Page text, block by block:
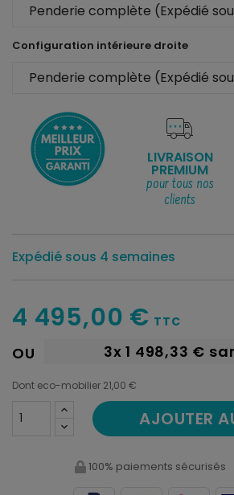
Configuration intérieure droite
LIVRAISON
PREMIUM
pour tous nos
clients
Expédié sous 4 semaines
4 495,00 € TTC
OU 3x1 498,33 €
Dont eco-mobilier 21,00 €
AJOUTER
100% paiements sécurisés